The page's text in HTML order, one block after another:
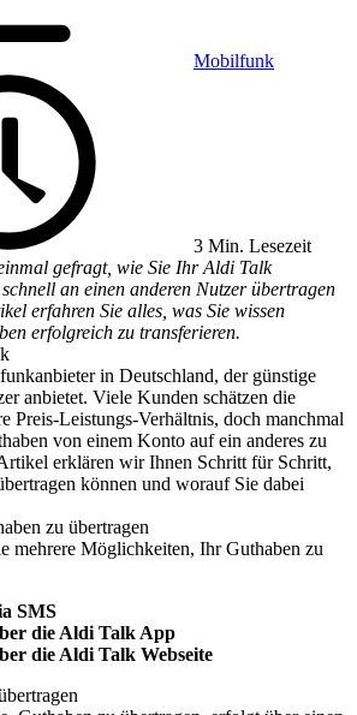
Mobilfunk
3 Min. Lesezeit
gefragt, wie Sie Ihr Aldi Talk
an einen anderen Nutzer übertragen
erfahren Sie alles, was Sie wissen
erfolgreich zu transferieren.
in Deutschland, der günstige
anbietet. Viele Kunden schätzen die
Preis-Leistungs-Verhältnis, doch manchmal
von einem Konto auf ein anderes zu
erklären wir Ihnen Schritt für Schritt,
können und worauf Sie dabei
zu übertragen
mehrere Möglichkeiten, Ihr Guthaben zu
SMS
die Aldi Talk App
die Aldi Talk Webseite